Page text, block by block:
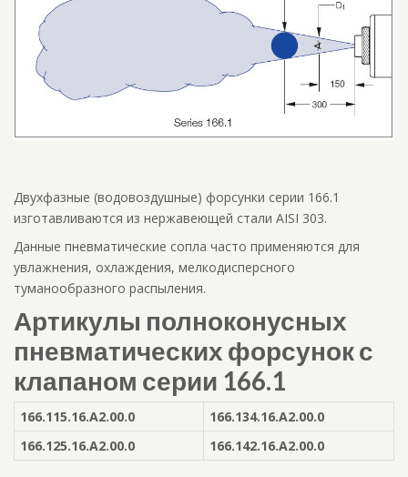
Двухфазные (водовоздушные) форсунки серии 166.1
изготавливаются из нержавеющей стали AISI 303.
Данные пневматические сопла часто применяются для
увлажнения, охлаждения, мелкодисперсного
туманообразного распыления.
Артикулы полноконусных
пневматических форсунок с
клапаном серии 166.1
166.115.16.A2.00.0
166.134.16.A2.00.0
166.125.16.A2.00.0
166.142.16.A2.00.0